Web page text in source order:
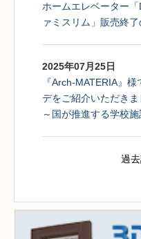
ホームエレベーター
ァミスリム」販売終
2025年07月25日
『Arch-MATERIA』
デをご紹介いただきま
～国が推進する学校
過